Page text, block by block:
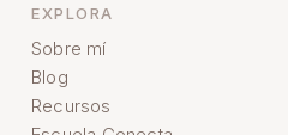
EXPLORA
Sobre mí
Blog
Recursos